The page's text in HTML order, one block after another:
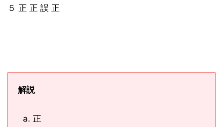
５ 正 正 誤 正
解説
正